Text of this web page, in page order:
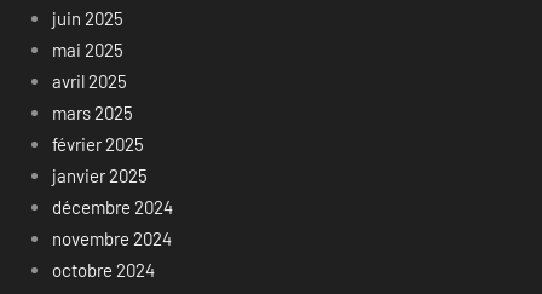
juin 2025
mai 2025
avril 2025
mars 2025
février 2025
janvier 2025
décembre 2024
novembre 2024
octobre 2024